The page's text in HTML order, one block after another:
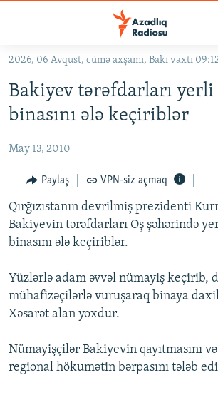
Əsas
qayıt
Əsas
qayıt
#İZAHLA
#ƏSLINDƏ
FƏRQƏ BAX
QANUNI DOĞRU
ARAŞDIRMA
VIDEO
FOTOQALEREYA
KARIKATURA
RADIO ARXIV
OXU ZALI
İSLAM VƏ DEMOKRATIYA
HAQQIMIZDA
PEŞƏ ETIKASI VƏ JURNALISTIKA
BIZI IZLƏ
2026, 06 Avqust, cümə axşamı, Bakı vaxtı
Bakiyev tərəfdarları
binasını ələ keçiriblər
May 13, 2010
Paylaş VPN-siz açmaq
Qırğızıstanın devrilmiş prezidenti
Bakiyevin tərəfdarları Oş şəhərində
binasını ələ keçiriblər.
Yüzlərlə adam əvvəl nümayiş keçirib,
mühafizəçilərlə vuruşaraq binaya
Xəsarət alan yoxdur.
Nümayişçilər Bakiyevin qayıtmasını
regional hökumətin bərpasını tələb